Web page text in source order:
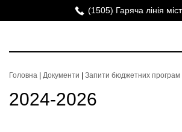
(1505) Гаряча лінія
Головна Документи Запити бюджетних програм
2024-2026